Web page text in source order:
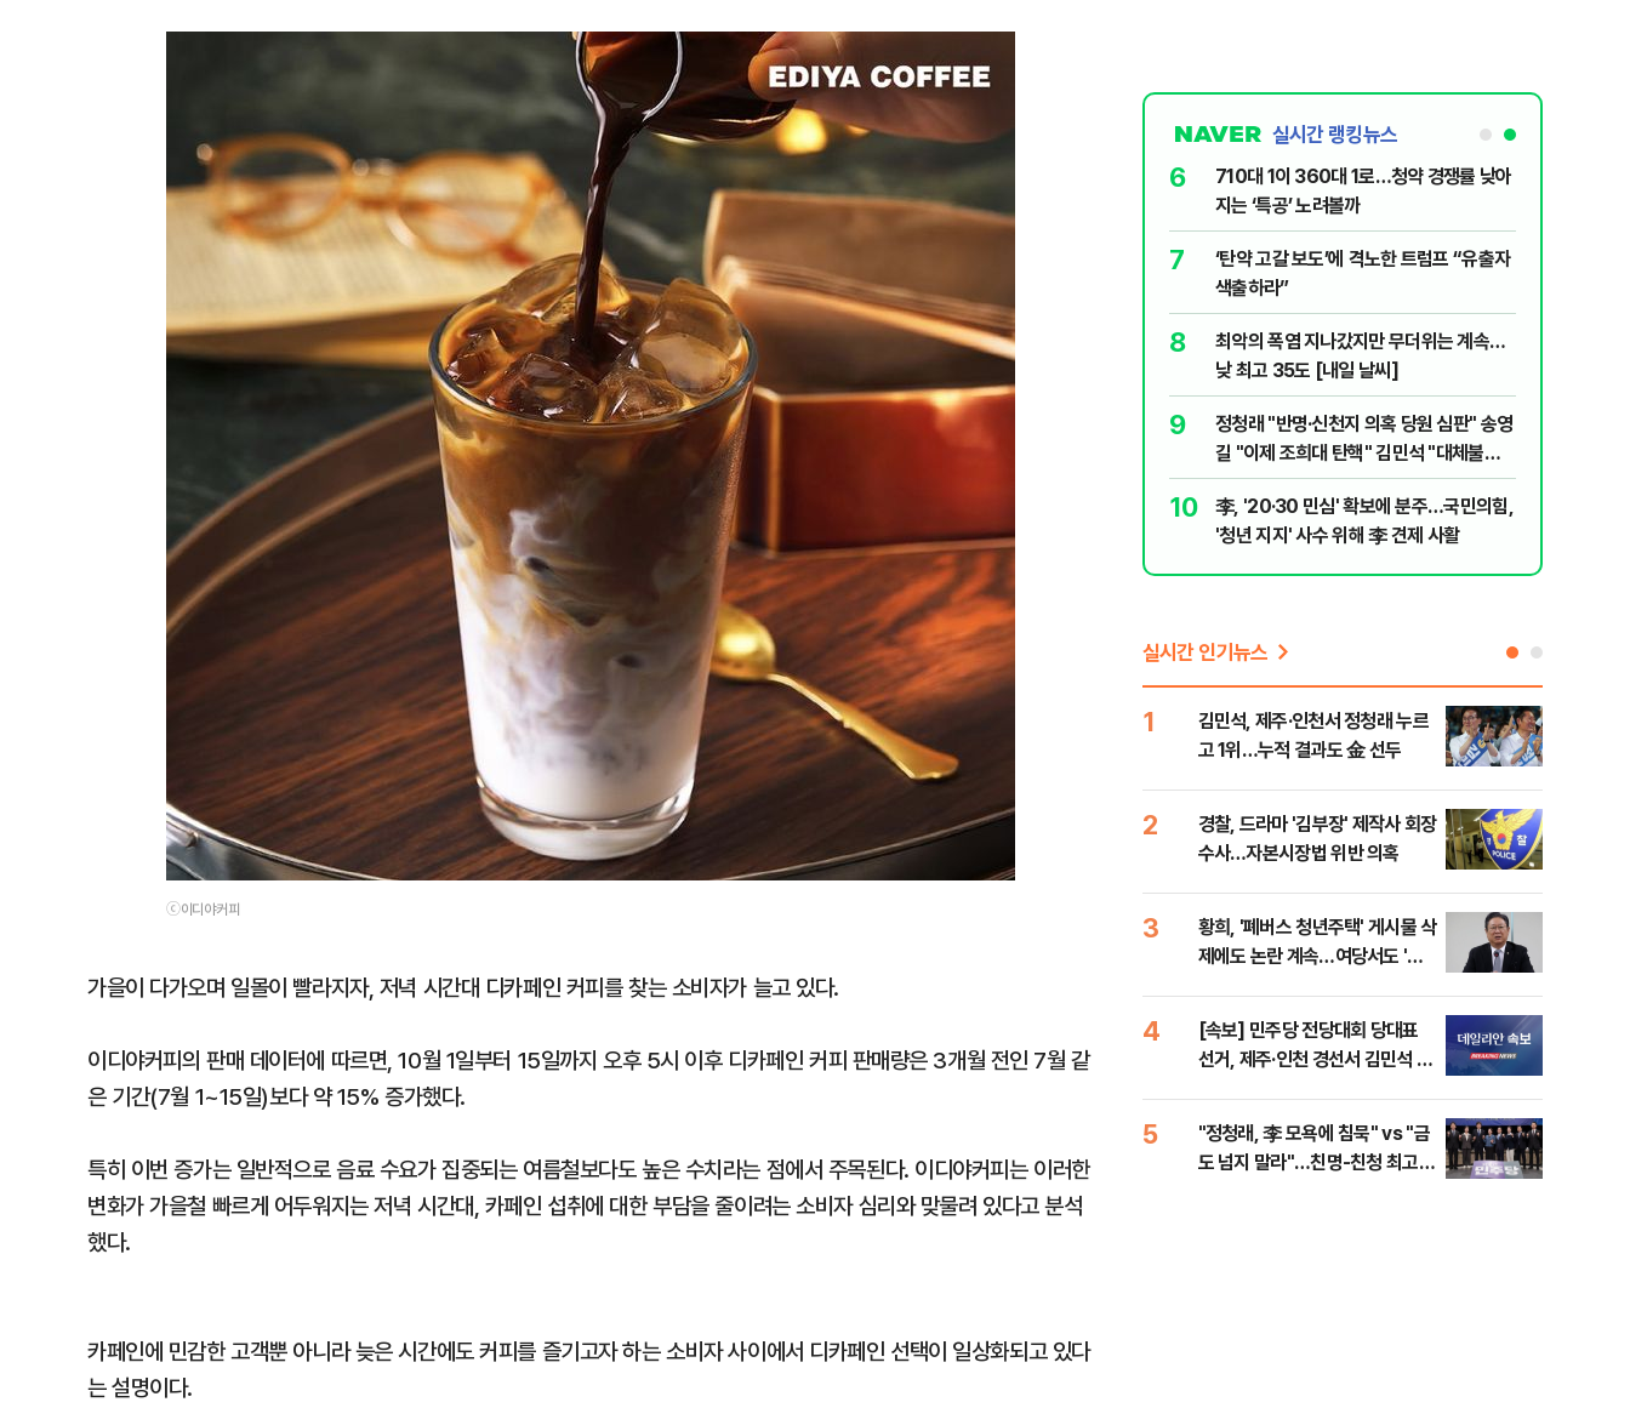
ⓒ이디야커피
가을이 다가오며 일몰이 빨라지자, 저녁 시간대 디카페인 커피를 찾는 소비자가 늘고 있다.
이디야커피의 판매 데이터에 따르면, 10월 1일부터 15일까지 오후 5시 이후 디카페인 커피 판매량은 3개월 전인 7월 같
은 기간(7월 1~15일)보다 약 15% 증가했다.
특히 이번 증가는 일반적으로 음료 수요가 집중되는 여름철보다도 높은 수치라는 점에서 주목된다. 이디야커피는 이러한
변화가 가을철 빠르게 어두워지는 저녁 시간대, 카페인 섭취에 대한 부담을 줄이려는 소비자 심리와 맞물려 있다고 분석
했다.
카페인에 민감한 고객뿐 아니라 늦은 시간에도 커피를 즐기고자 하는 소비자 사이에서 디카페인 선택이 일상화되고 있다
는 설명이다.
실시간 랭킹뉴스
1
“다시 시청으로” 김선태에게 전한 40세
충주시장의 재치 있는 제안…추천 2000
원 당첨자 사연은?
3
경찰, 드라마 '김부장' 제작사 회장 수사…
자본시장법 위반 의혹
김민석, 제주·인천서 정청래 누르고 1위…
누적 결과도 金 선두
황희, '폐버스 청년주택' 게시물 삭제에도
논란 계속…여당서도 '내로남불' 비판
6
710대 1이 360대 1로…청약 경쟁률 낮아
지는 ‘특공’ 노려볼까
7
‘탄약 고갈 보도’에 격노한 트럼프 “유출자
색출하라”
8
최악의 폭염 지나갔지만 무더위는 계속…
낮 최고 35도 [내일 날씨]
9
정청래 "반명·신천지 의혹 당원 심판" 송영
길 "이제 조희대 탄핵" 김민석 "대체불가
민주당"
10
李, '20·30 민심' 확보에 분주…국민의힘,
'청년 지지' 사수 위해 李 견제 사활
실시간 인기뉴스
1
김민석, 제주·인천서 정청래 누르
고 1위…누적 결과도 金 선두
2
경찰, 드라마 '김부장' 제작사 회장
수사…자본시장법 위반 의혹
3
황희, '폐버스 청년주택' 게시물 삭
제에도 논란 계속…여당서도 '내
4
[속보] 민주당 전당대회 당대표
선거, 제주·인천 경선서 김민석 승
5
"정청래, 李 모욕에 침묵" vs "금
도 넘지 말라"…친명-친청 최고위